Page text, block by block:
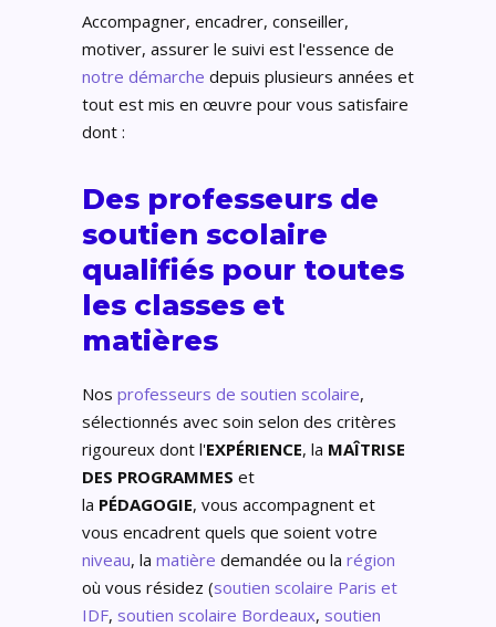
Accompagner, encadrer, conseiller,
motiver, assurer le suivi est l'essence de
notre démarche depuis plusieurs années et
tout est mis en œuvre pour vous satisfaire
dont :
Des professeurs de
soutien scolaire
qualifiés pour toutes
les classes et
matières
Nos professeurs de soutien scolaire,
sélectionnés avec soin selon des critères
rigoureux dont l'EXPÉRIENCE, la MAÎTRISE
DES PROGRAMMES et
la PÉDAGOGIE, vous accompagnent et
vous encadrent quels que soient votre
niveau, la matière demandée ou la région
où vous résidez (soutien scolaire Paris et
IDF, soutien scolaire Bordeaux, soutien